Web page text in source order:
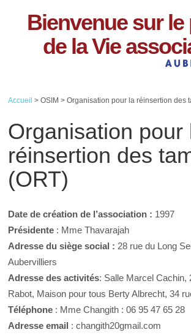
Bienvenue sur le
de la Vie
Accueil > OSIM > Organisation pour la réinsertion des
Organisation pour
réinsertion des
(ORT)
Date de création de l’association : 1997
Présidente : Mme Thavarajah
Adresse du siège social : 28 rue du Long
Aubervilliers
Adresse des activités: Salle Marcel Cachin,
Rabot, Maison pour tous Berty Albrecht, 34
Téléphone : Mme Changith : 06 95 47 65 28
Adresse email : changith20gmail.com